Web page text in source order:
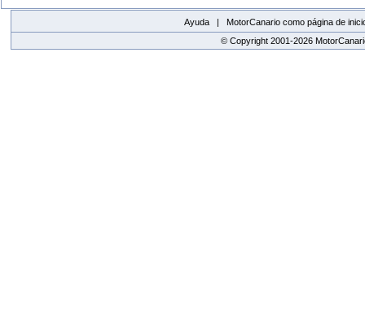
Ayuda |
MotorCanario como página de
© Copyright 2001-2026